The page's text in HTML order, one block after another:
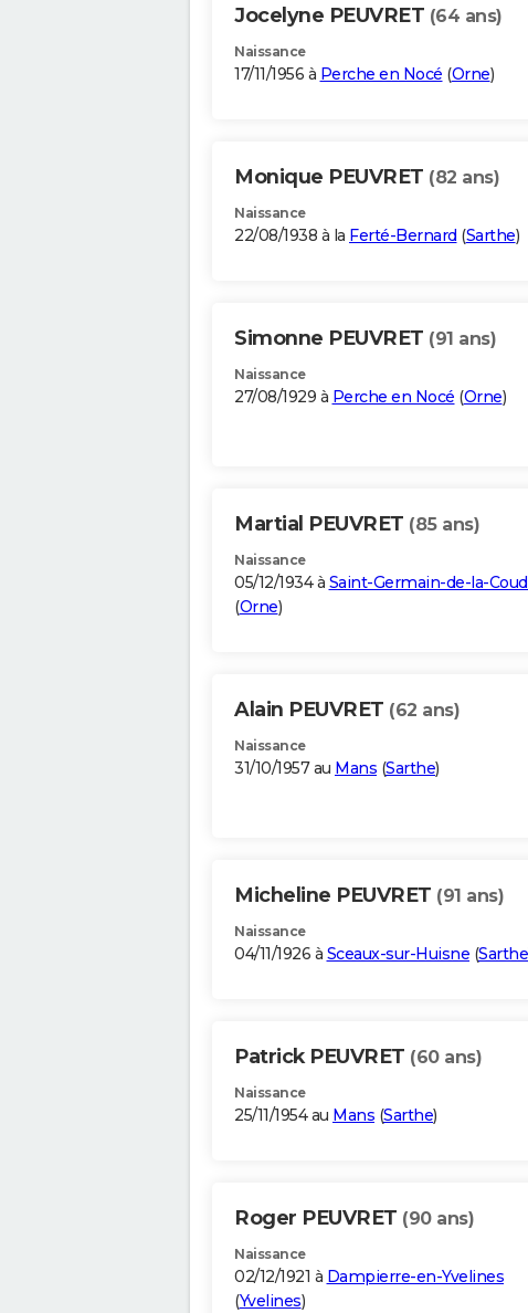
Jocelyne PEUVRET (64 ans)
Naissance
17/11/1956 à Perche en Nocé (Orne)
Monique PEUVRET (82 ans)
Naissance
22/08/1938 à la Ferté-Bernard (Sarthe)
Simonne PEUVRET (91 ans)
Naissance
27/08/1929 à Perche en Nocé (Orne)
Martial PEUVRET (85 ans)
Naissance
05/12/1934 à Saint-Germain-de-la-
(Orne)
Alain PEUVRET (62 ans)
Naissance
31/10/1957 au Mans (Sarthe)
Micheline PEUVRET (91 ans)
Naissance
04/11/1926 à Sceaux-sur-Huisne (Sarthe
Patrick PEUVRET (60 ans)
Naissance
25/11/1954 au Mans (Sarthe)
Roger PEUVRET (90 ans)
Naissance
02/12/1921 à Dampierre-en-Yvelines
(Yvelines)